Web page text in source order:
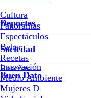
Cultura
Panoramas
Espectáculos
Beber
Recetas
Reseñas
Deportes
Sociedad
Innovación
Medio Ambiente
Mujeres D
Buen Dato
¿Con
o
sin
pisco?:Notas